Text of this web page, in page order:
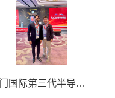
山东大学数学院蒋晓芸教授团队来访